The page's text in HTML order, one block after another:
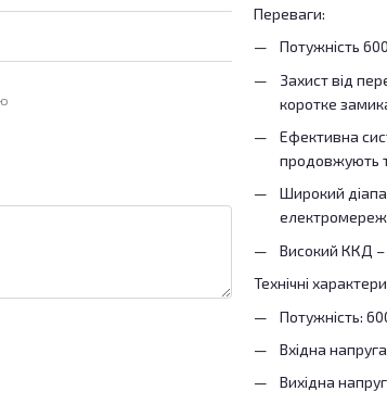
Переваги:
Потужність
Захист від
коротке
Ефективна
продовжують
Широкий
Високий ККД –
Технічні
Потужність:
Вхідна
Вихідна